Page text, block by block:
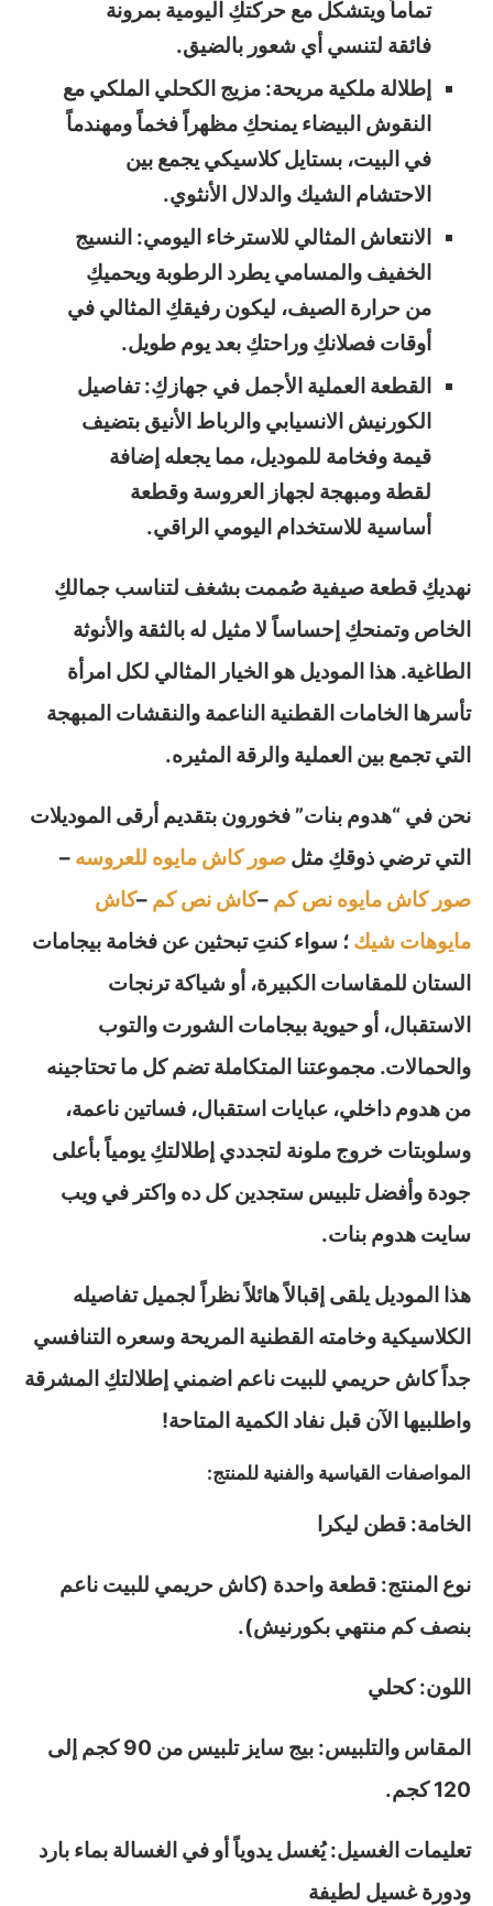
تماماً ويتشكل مع حركتكِ اليومية بمرونة
فائقة لتنسي أي شعور بالضيق.
إطلالة ملكية مريحة: مزيج الكحلي الملكي مع
النقوش البيضاء يمنحكِ مظهراً فخماً ومهندماً
في البيت، بستايل كلاسيكي يجمع بين
الاحتشام الشيك والدلال الأنثوي.
الانتعاش المثالي للاسترخاء اليومي: النسيج
الخفيف والمسامي يطرد الرطوبة ويحميكِ
من حرارة الصيف، ليكون رفيقكِ المثالي في
أوقات فصلانكِ وراحتكِ بعد يوم طويل.
القطعة العملية الأجمل في جهازكِ: تفاصيل
الكورنيش الانسيابي والرباط الأنيق بتضيف
قيمة وفخامة للموديل، مما يجعله إضافة
لقطة ومبهجة لجهاز العروسة وقطعة
أساسية للاستخدام اليومي الراقي.
نهديكِ قطعة صيفية صُممت بشغف لتناسب جمالكِ
الخاص وتمنحكِ إحساساً لا مثيل له بالثقة والأنوثة
الطاغية. هذا الموديل هو الخيار المثالي لكل امرأة
تأسرها الخامات القطنية الناعمة والنقشات المبهجة
التي تجمع بين العملية والرقة المثيره.
نحن في “هدوم بنات” فخورون بتقديم أرقى الموديلات
التي ترضي ذوقكِ مثل صور كاش مايوه للعروسه –
صور كاش مايوه نص كم –كاش نص كم –كاش
مايوهات شيك ؛ سواء كنتِ تبحثين عن فخامة بيجامات
الستان للمقاسات الكبيرة، أو شياكة ترنجات
الاستقبال، أو حيوية بيجامات الشورت والتوب
والحمالات. مجموعتنا المتكاملة تضم كل ما تحتاجينه
من هدوم داخلي، عبايات استقبال، فساتين ناعمة،
وسلوبتات خروج ملونة لتجددي إطلالتكِ يومياً بأعلى
جودة وأفضل تلبيس ستجدين كل ده واكتر في ويب
سايت هدوم بنات.
هذا الموديل يلقى إقبالاً هائلاً نظراً لجميل تفاصيله
الكلاسيكية وخامته القطنية المريحة وسعره التنافسي
جداً كاش حريمي للبيت ناعم اضمني إطلالتكِ المشرقة
واطلبيها الآن قبل نفاد الكمية المتاحة!
المواصفات القياسية والفنية للمنتج:
الخامة: قطن ليكرا
نوع المنتج: قطعة واحدة (كاش حريمي للبيت ناعم
بنصف كم منتهي بكورنيش).
اللون: كحلي
المقاس والتلبيس: بيج سايز تلبيس من 90 كجم إلى
120 كجم.
تعليمات الغسيل: يُغسل يدوياً أو في الغسالة بماء بارد
ودورة غسيل لطيفة